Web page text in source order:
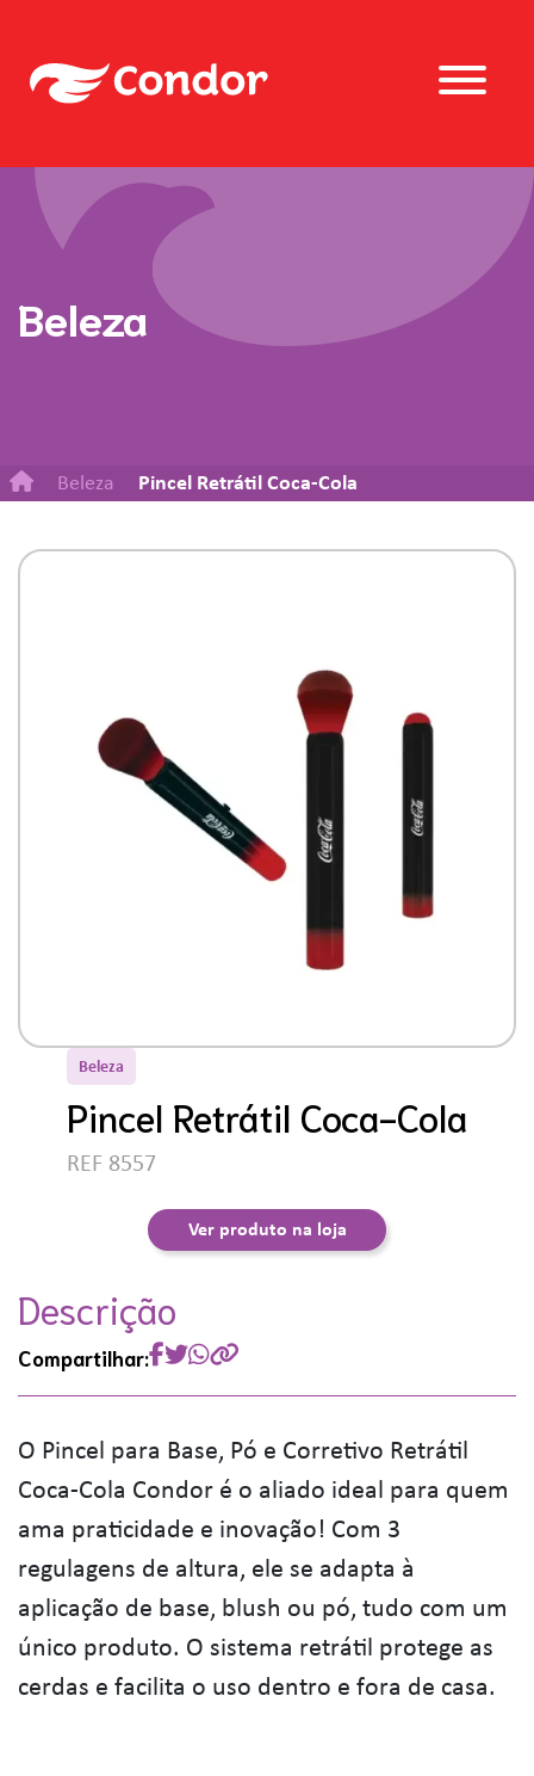
Beleza
Beleza Pincel Retrátil Coca-Cola
Beleza
Pincel Retrátil Coca-Cola
REF 8557
Ver produto na loja
Descrição
Compartilhar:
O Pincel para Base, Pó e Corretivo Retrátil
Coca-Cola Condor é o aliado ideal para quem
ama praticidade e inovação! Com 3
regulagens de altura, ele se adapta à
aplicação de base, blush ou pó, tudo com um
único produto. O sistema retrátil protege as
cerdas e facilita o uso dentro e fora de casa.